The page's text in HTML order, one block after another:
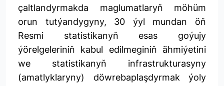
çaltlandyrmakda maglumatlaryň möhüm
orun tutýandygyny, 30 ýyl mundan öň
Resmi statistikanyň esas goýujy
ýörelgeleriniň kabul edilmeginiň ähmiýetini
we statistikanyň infrastrukturasyny
(amatlyklaryny) döwrebaplaşdyrmak ýoly